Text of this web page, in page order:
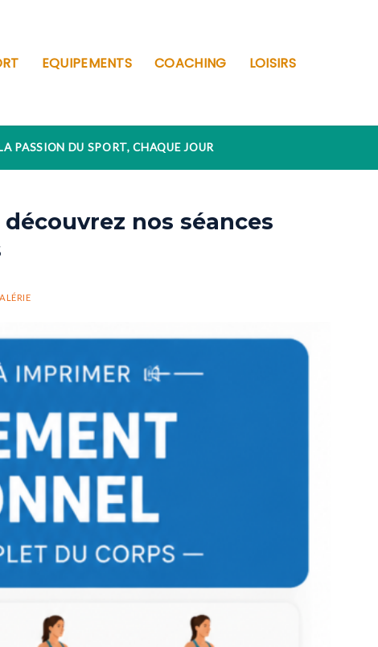
EQUIPEMENTS COACHING LOISIRS
PASSION DU SPORT, CHAQUE JOUR
nos séances